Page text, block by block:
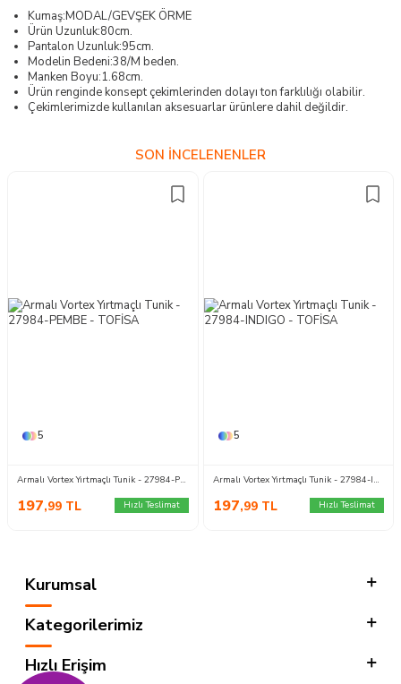
Kumaş:MODAL/GEVŞEK ÖRME
Ürün Uzunluk:80cm.
Pantalon Uzunluk:95cm.
Modelin Bedeni:38/M beden.
Manken Boyu:1.68cm.
Ürün renginde konsept çekimlerinden dolayı ton farklılığı olabilir.
Çekimlerimizde kullanılan aksesuarlar ürünlere dahil değildir.
SON İNCELENENLER
5
Armalı Vortex Yırtmaçlı Tunik - 27984-PEMBE
197,99 TL Hızlı Teslimat
5
Armalı Vortex Yırtmaçlı Tunik - 27984-INDIGO
197,99 TL Hızlı Teslimat
Kurumsal
Kategorilerimiz
Hızlı Erişim